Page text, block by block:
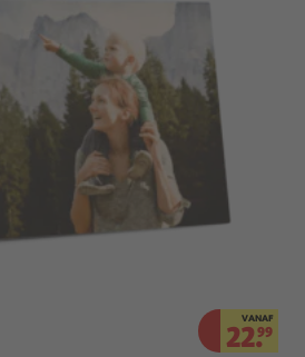
VANAF
22.99